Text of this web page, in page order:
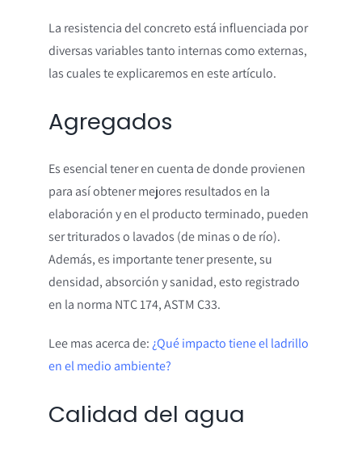
La resistencia del concreto está influenciada por
diversas variables tanto internas como externas,
las cuales te explicaremos en este artículo.
Agregados
Es esencial tener en cuenta de donde provienen
para así obtener mejores resultados en la
elaboración y en el producto terminado, pueden
ser triturados o lavados (de minas o de río).
Además, es importante tener presente, su
densidad, absorción y sanidad, esto registrado
en la norma NTC 174, ASTM C33.
Lee mas acerca de: ¿Qué impacto tiene el ladrillo
en el medio ambiente?
Calidad del agua